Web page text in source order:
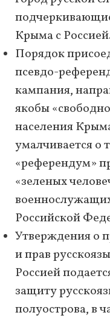
Крыма с
Порядок
псевдо-
кампания,
якобы
населения
умалчивается о
«референдум»
«зеленых
Российской
Утверждения о
и прав
Россией
защиту
полуострова, в